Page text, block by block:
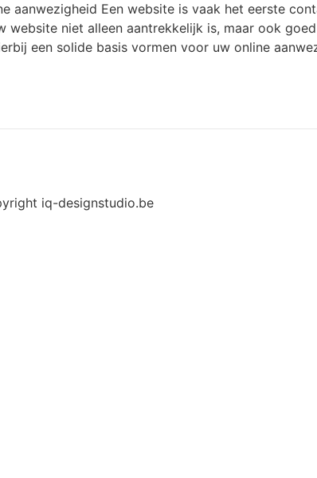
aanwezigheid Een website is vaak het eerste
website niet alleen aantrekkelijk is, maar ook
een solide basis vormen voor uw online
iq-designstudio.be